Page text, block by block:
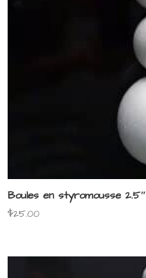
Boules en styromousse 2.5″
$25.00